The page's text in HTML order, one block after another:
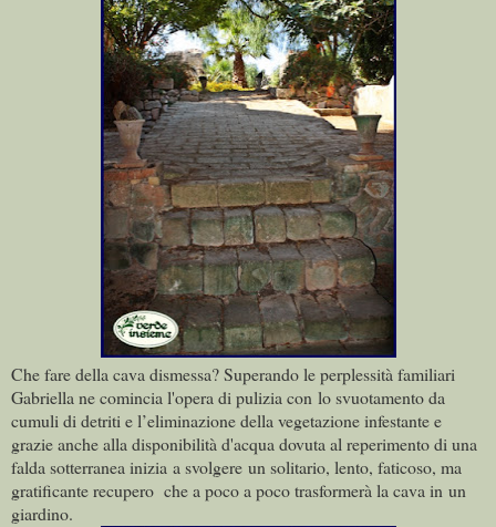
Che fare della cava dismessa? Superando le perplessità familiari
Gabriella ne comincia l'opera di pulizia con losvuotamento da
cumuli di detriti e l’eliminazione della vegetazione infestante e
grazie anche alla disponibilità d'acqua dovuta al reperimento di una
falda sotterranea inizia a svolgere un solitario, lento, faticoso, ma
gratificante recupero che a poco a poco trasformerà la cava in un
giardino.